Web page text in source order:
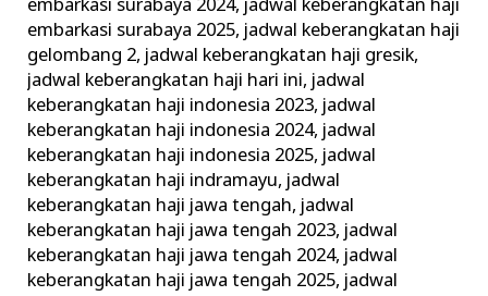
embarkasi surabaya 2024, jadwal keberangkatan haji
embarkasi surabaya 2025, jadwal keberangkatan haji
gelombang 2, jadwal keberangkatan haji gresik,
jadwal keberangkatan haji hari ini, jadwal
keberangkatan haji indonesia 2023, jadwal
keberangkatan haji indonesia 2024, jadwal
keberangkatan haji indonesia 2025, jadwal
keberangkatan haji indramayu, jadwal
keberangkatan haji jawa tengah, jadwal
keberangkatan haji jawa tengah 2023, jadwal
keberangkatan haji jawa tengah 2024, jadwal
keberangkatan haji jawa tengah 2025, jadwal